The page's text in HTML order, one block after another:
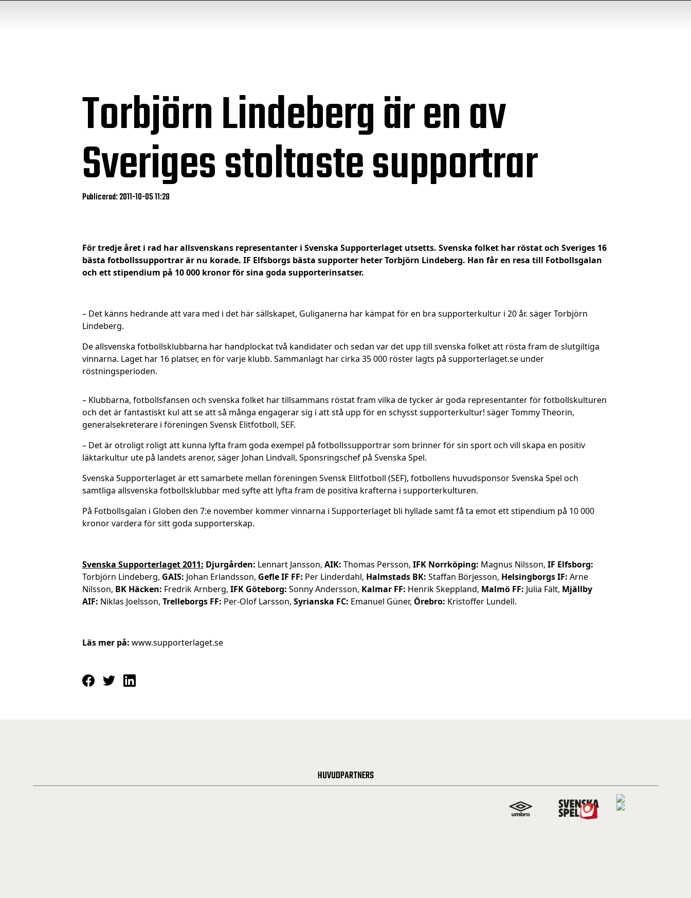
Torbjörn Lindeberg är en av
Sveriges stoltaste supportrar
Publicerad: 2011-10-05 11:28
För tredje året i rad har allsvenskans representanter i Svenska Supporterlaget utsetts. Svenska folket har röstat och Sveriges 16
bästa fotbollssupportrar är nu korade. IF Elfsborgs bästa supporter heter Torbjörn Lindeberg. Han får en resa till Fotbollsgalan
och ett stipendium på 10 000 kronor för sina goda supporterinsatser.
– Det känns hedrande att vara med i det här sällskapet, Guliganerna har kämpat för en bra supporterkultur i 20 år. säger Torbjörn
Lindeberg.
De allsvenska fotbollsklubbarna har handplockat två kandidater och sedan var det upp till svenska folket att rösta fram de slutgiltiga
vinnarna. Laget har 16 platser, en för varje klubb. Sammanlagt har cirka 35 000 röster lagts på supporterlaget.se under
röstningsperioden.
– Klubbarna, fotbollsfansen och svenska folket har tillsammans röstat fram vilka de tycker är goda representanter för fotbollskulturen
och det är fantastiskt kul att se att så många engagerar sig i att stå upp för en schysst supporterkultur! säger Tommy Theorin,
generalsekreterare i föreningen Svensk Elitfotboll, SEF.
– Det är otroligt roligt att kunna lyfta fram goda exempel på fotbollssupportrar som brinner för sin sport och vill skapa en positiv
läktarkultur ute på landets arenor, säger Johan Lindvall, Sponsringschef på Svenska Spel.
Svenska Supporterlaget är ett samarbete mellan föreningen Svensk Elitfotboll (SEF), fotbollens huvudsponsor Svenska Spel och
samtliga allsvenska fotbollsklubbar med syfte att lyfta fram de positiva krafterna i supporterkulturen.
På Fotbollsgalan i Globen den 7:e november kommer vinnarna i Supporterlaget bli hyllade samt få ta emot ett stipendium på 10 000
kronor vardera för sitt goda supporterskap.
Svenska Supporterlaget 2011: Djurgården: Lennart Jansson, AIK: Thomas Persson, IFK Norrköping: Magnus Nilsson, IF Elfsborg:
Torbjörn Lindeberg, GAIS: Johan Erlandsson, Gefle IF FF: Per Linderdahl, Halmstads BK: Staffan Börjesson, Helsingborgs IF: Arne
Nilsson, BK Häcken: Fredrik Arnberg, IFK Göteborg: Sonny Andersson, Kalmar FF: Henrik Skeppland, Malmö FF: Julia Fält, Mjällby
AIF: Niklas Joelsson, Trelleborgs FF: Per-Olof Larsson, Syrianska FC: Emanuel Güner, Örebro: Kristoffer Lundell.
Läs mer på: www.supporterlaget.se
HUVUDPARTNERS